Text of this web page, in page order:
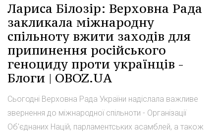
Лариса Білозір: Верховна Рада
закликала міжнародну
спільноту вжити заходів для
припинення російського
геноциду проти українців -
Блоги | OBOZ.UA
Сьогодні Верховна Рада України надіслала важливе
звернення до міжнародної спільноти - Організації
Об'єднаних Націй, парламентських асамблей, а також